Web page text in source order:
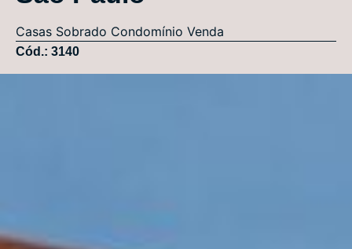
Casas Sobrado Condomínio Venda
Cód.: 3140